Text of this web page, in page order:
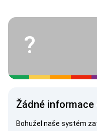
?
Žádné
Bohužel naše systém